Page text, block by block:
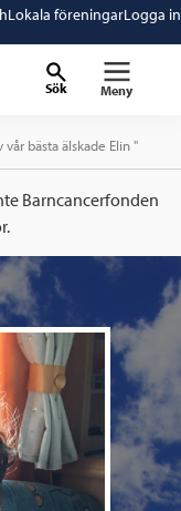
Lokala föreningarLogga in
Sök Meny
bästa älskade Elin "
Barncancerfonden